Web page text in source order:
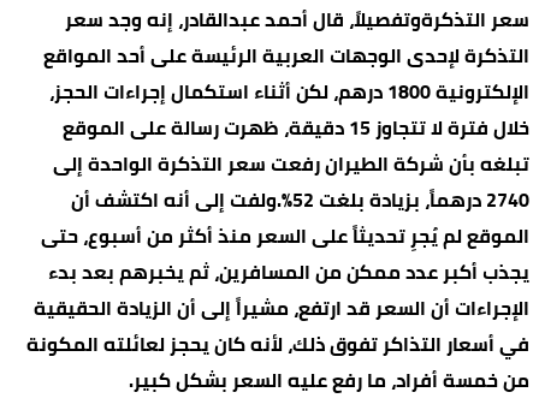
سعر التذكرةوتفصيلاً، قال أحمد عبدالقادر، إنه وجد سعر
التذكرة لإحدى الوجهات العربية الرئيسة على أحد المواقع
الإلكترونية 1800 درهم، لكن أثناء استكمال إجراءات الحجز،
خلال فترة لا تتجاوز 15 دقيقة، ظهرت رسالة على الموقع
تبلغه بأن شركة الطيران رفعت سعر التذكرة الواحدة إلى
2740 درهماً، بزيادة بلغت 52%.ولفت إلى أنه اكتشف أن
الموقع لم يُجرِ تحديثاً على السعر منذ أكثر من أسبوع، حتى
يجذب أكبر عدد ممكن من المسافرين، ثم يخبرهم بعد بدء
الإجراءات أن السعر قد ارتفع، مشيراً إلى أن الزيادة الحقيقية
في أسعار التذاكر تفوق ذلك، لأنه كان يحجز لعائلته المكونة
من خمسة أفراد، ما رفع عليه السعر بشكل كبير.